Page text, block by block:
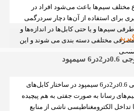
مختلف سیم‌ها باعث می‌شود افراد در
برای استفاده از آن‌ها دچار سردرگمی
سیم‌ها و یا حتی کابل‌ها در اندازه‌ها و
مصرفی مختلفی دسته بندی می شوند و این
سیمپود
کابل زوجی 0.6در2در6 سیمپود در ساختار کابل‌های
رسانا به صورت جفتی به هم پیچیده
تداخل الکترومغناطیسی ناشی از منابع